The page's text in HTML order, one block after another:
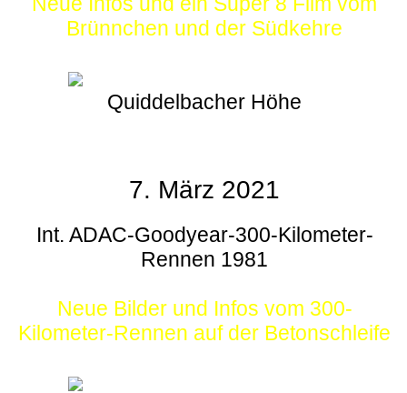
Brünnchen und der Südkehre
Quiddelbacher Höhe
7. März 2021
Int. ADAC-Goodyear-300-Kilometer-
Rennen 1981
Neue Bilder und Infos vom 300-
Kilometer-Rennen auf der Betonschleife